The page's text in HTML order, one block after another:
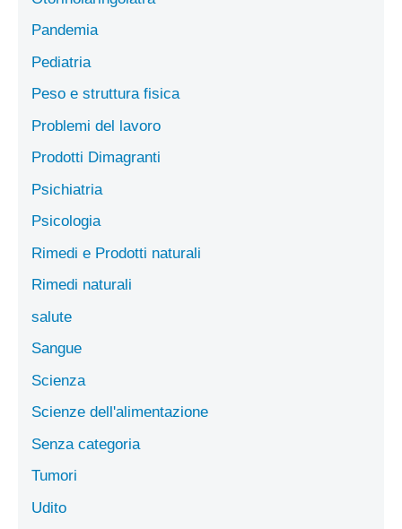
Pandemia
Pediatria
Peso e struttura fisica
Problemi del lavoro
Prodotti Dimagranti
Psichiatria
Psicologia
Rimedi e Prodotti naturali
Rimedi naturali
salute
Sangue
Scienza
Scienze dell'alimentazione
Senza categoria
Tumori
Udito